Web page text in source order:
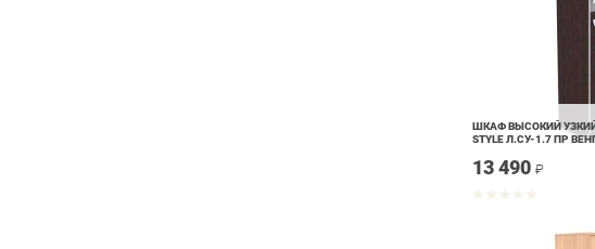
ШКАФ ВЫСОКИЙ
STYLE Л.СУ-1.7 ПР
13 490 ₽